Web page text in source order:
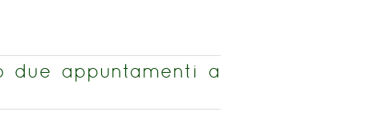
due appuntamenti a